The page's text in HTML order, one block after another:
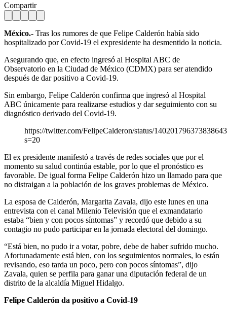
Compartir
México.- Tras los rumores de que Felipe Calderón había sido
hospitalizado por Covid-19 el expresidente ha desmentido la noticia.
Asegurando que, en efecto ingresó al Hospital ABC de
Observatorio en la Ciudad de México (CDMX) para ser atendido
después de dar positivo a Covid-19.
Sin embargo, Felipe Calderón confirma que ingresó al Hospital
ABC únicamente para realizarse estudios y dar seguimiento con su
diagnóstico derivado del Covid-19.
https://twitter.com/FelipeCalderon/status/
s=20
El ex presidente manifestó a través de redes sociales que por el
momento su salud continúa estable, por lo que el pronóstico es
favorable. De igual forma Felipe Calderón hizo un llamado para que
no distraigan a la población de los graves problemas de México.
La esposa de Calderón, Margarita Zavala, dijo este lunes en una
entrevista con el canal Milenio Televisión que el exmandatario
estaba “bien y con pocos síntomas” y recordó que debido a su
contagio no pudo participar en la jornada electoral del domingo.
“Está bien, no pudo ir a votar, pobre, debe de haber sufrido mucho.
Afortunadamente está bien, con los seguimientos normales, lo están
revisando, eso tarda un poco, pero con pocos síntomas”, dijo
Zavala, quien se perfila para ganar una diputación federal de un
distrito de la alcaldía Miguel Hidalgo.
Felipe Calderón da positivo a Covid-19